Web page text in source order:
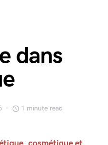
dans
1 minute read